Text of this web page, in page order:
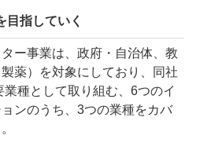
目指していく
ー事業は、政府・自治体、教
薬）を対象にしており、同社
種として取り組む、6つのイ
ンのうち、3つの業種をカバ